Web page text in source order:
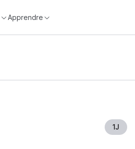
Apprendre
1J